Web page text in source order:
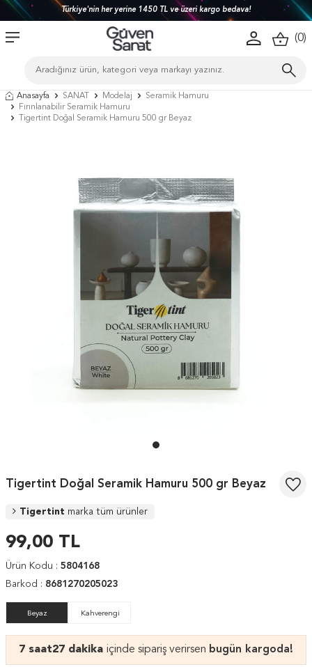
Türkiye'nin her yerine 1450 TL ve üzeri kargo bedava!
(0)
Anasayfa SANAT Modelaj
Seramik Hamuru
Fırınlanabilir Seramik Hamuru
Tigertint Doğal Seramik Hamuru 500 gr Beyaz
Tigertint Doğal Seramik Hamuru 500 gr Beyaz
Tigertint marka tüm ürünler
99,00 TL
Ürün Kodu : 5804168
Barkod : 8681270205023
Beyaz Kahverengi
7 saat27 dakika içinde sipariş verirsen bugün kargoda!